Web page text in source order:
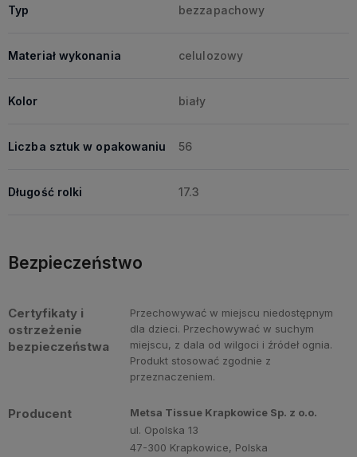
Typ bezzapachowy
Materiał wykonania celulozowy
Kolor biały
Liczba sztuk w opakowaniu 56
Długość rolki 17.3
Bezpieczeństwo
Certyfikaty i
ostrzeżenie
bezpieczeństwa
Przechowywać w miejscu niedostępnym
dla dzieci. Przechowywać w suchym
miejscu, z dala od wilgoci i źródeł ognia.
Produkt stosować zgodnie z
przeznaczeniem.
Producent
Metsa Tissue Krapkowice Sp. z o.o.
ul. Opolska 13
47-300 Krapkowice, Polska